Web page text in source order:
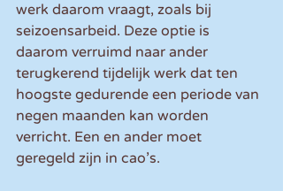
werk daarom vraagt, zoals bij
seizoensarbeid. Deze optie is
daarom verruimd naar ander
terugkerend tijdelijk werk dat ten
hoogste gedurende een periode van
negen maanden kan worden
verricht. Een en ander moet
geregeld zijn in cao’s.